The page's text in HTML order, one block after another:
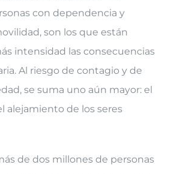
con dependencia y
son los que están
intensidad las consecuencias
Al riesgo de contagio y de
se suma uno aún mayor: el
alejamiento de los seres
de dos millones de personas